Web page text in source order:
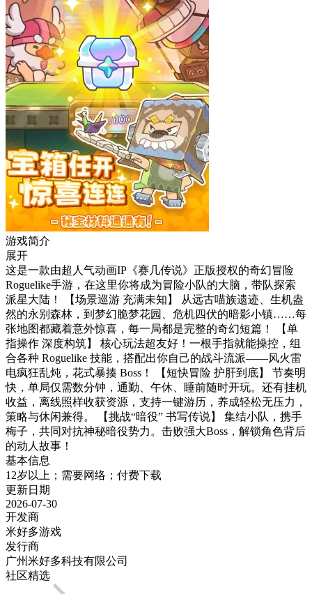
游戏简介
展开
这是一款由超人气动画IP《赛几传说》正版授权的奇幻冒险
Roguelike手游，在这里你将成为冒险小队的大脑，带队探索
派星大陆！ 【场景巡游 充满未知】 从远古喵族遗迹、生机盎
然的永别森林，到梦幻脆梦花园、危机四伏的暗影小镇……每
张地图都藏着意外惊喜，每一局都是完整的奇幻短篇！ 【单
指操作 深度构筑】 核心玩法超友好！一根手指就能操控，组
合各种 Roguelike 技能，搭配出你自己的战斗流派——风火雷
电疯狂乱炖，花式暴揍 Boss！ 【短快冒险 护肝到底】 节奏明
快，单局仅需数分钟，通勤、午休、睡前随时开玩。还有挂机
收益，离线照样收获资源，支持一键游历，养成轻松无压力，
策略与休闲兼得。 【挑战“暗役” 书写传说】 集结小队，携手
梅子，共同对抗神秘暗役势力。击败强大Boss，解锁角色背后
的动人故事！
基本信息
12岁以上；需要网络；付费下载
更新日期
2026-07-30
开发商
米好多游戏
发行商
广州米好多科技有限公司
社区精选